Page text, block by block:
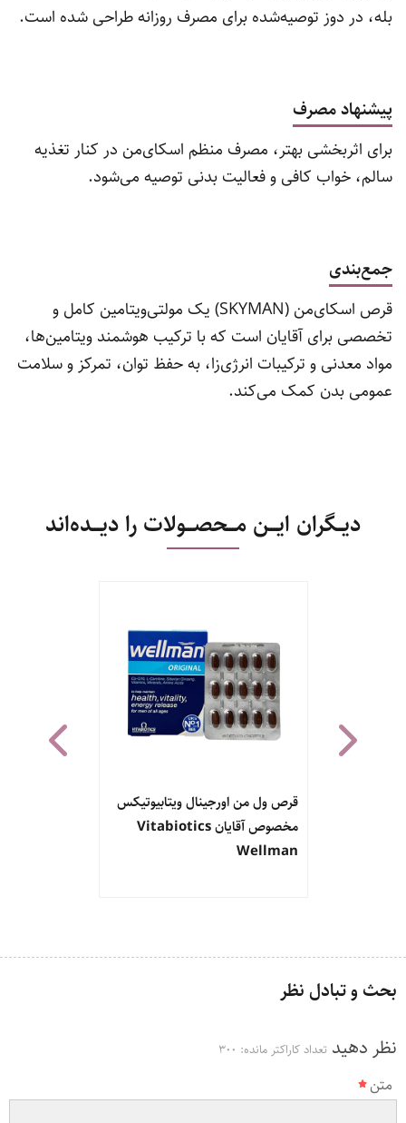
بله، در دوز توصیه‌شده برای مصرف روزانه طراحی شده است.
پیشنهاد مصرف
برای اثربخشی بهتر، مصرف منظم اسکای‌من در کنار تغذیه
سالم، خواب کافی و فعالیت بدنی توصیه می‌شود.
جمع‌بندی
قرص اسکای‌من (SKYMAN) یک مولتی‌ویتامین کامل و
تخصصی برای آقایان است که با ترکیب هوشمند ویتامین‌ها،
مواد معدنی و ترکیبات انرژی‌زا، به حفظ توان، تمرکز و سلامت
عمومی بدن کمک می‌کند.
دیــگران ایـــن مـــحصـــولات را دیـــده‌اند
قرص ول من اورجینال ویتابیوتیکس
مخصوص آقایان Vitabiotics
Wellman
بحث و تبادل نظر
نظر دهید تعداد کاراکتر مانده: 300
متن